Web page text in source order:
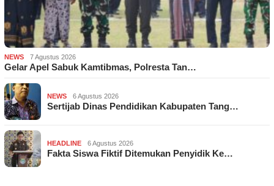
NEWS 7 Agustus 2026
Gelar Apel Sabuk Kamtibmas, Polresta Tan…
NEWS 6 Agustus 2026
Sertijab Dinas Pendidikan Kabupaten Tang…
HEADLINE 6 Agustus 2026
Fakta Siswa Fiktif Ditemukan Penyidik Ke…